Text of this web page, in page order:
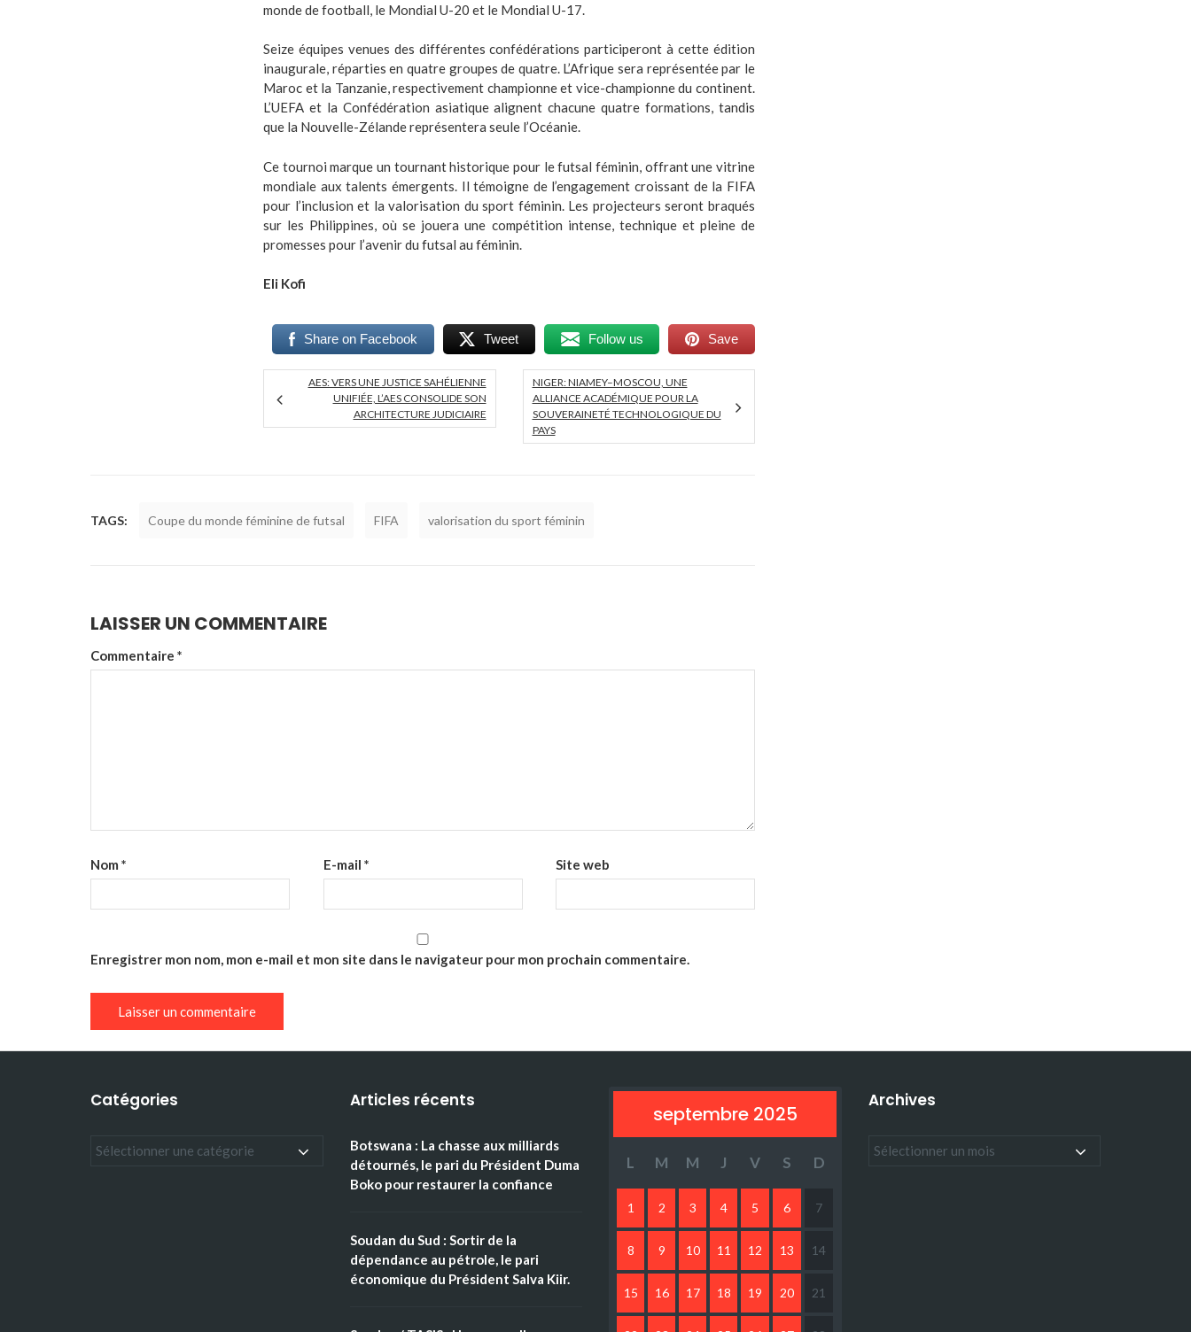
monde de football, le Mondial U-20 et le Mondial U-17.
Seize équipes venues des différentes confédérations participeront à cette édition
inaugurale, réparties en quatre groupes de quatre. L’Afrique sera représentée par le
Maroc et la Tanzanie, respectivement championne et vice-championne du continent.
L’UEFA et la Confédération asiatique alignent chacune quatre formations, tandis
que la Nouvelle-Zélande représentera seule l’Océanie.
Ce tournoi marque un tournant historique pour le futsal féminin, offrant une vitrine
mondiale aux talents émergents. Il témoigne de l’engagement croissant de la FIFA
pour l’inclusion et la valorisation du sport féminin. Les projecteurs seront braqués
sur les Philippines, où se jouera une compétition intense, technique et pleine de
promesses pour l’avenir du futsal au féminin.
Eli Kofi
Share on Facebook Tweet Follow us Save
AES: VERS UNE JUSTICE SAHÉLIENNE
UNIFIÉE, L’AES CONSOLIDE SON
ARCHITECTURE JUDICIAIRE
NIGER: NIAMEY–MOSCOU, UNE
ALLIANCE ACADÉMIQUE POUR LA
SOUVERAINETÉ TECHNOLOGIQUE DU
PAYS
TAGS: Coupe du monde féminine de futsal FIFA valorisation du sport féminin
LAISSER UN COMMENTAIRE
Commentaire *
Nom * E-mail * Site web
Enregistrer mon nom, mon e-mail et mon site dans le navigateur pour mon prochain commentaire.
Catégories Articles récents
Botswana : La chasse aux milliards
détournés, le pari du Président Duma
Boko pour restaurer la confiance
Soudan du Sud : Sortir de la
dépendance au pétrole, le pari
économique du Président Salva Kiir.
septembre 2025
L M M J V S D
1 2 3 4 5 6 7
8 9 10 11 12 13 14
15 16 17 18 19 20 21
Archives